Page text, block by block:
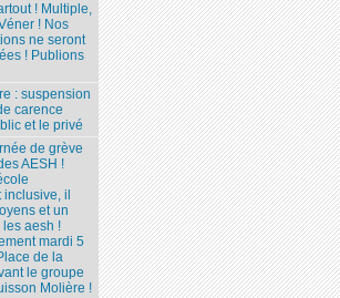
! Multiple,
! Nos
ne seront
! Publions
: suspension
carence
et le privé
de grève
AESH !
il
et un
les aesh !
mardi 5
de la
le groupe
Molière !